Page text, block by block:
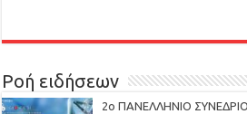
Ροή ειδήσεων
2ο ΠΑΝΕΛΛΗΝΙΟ